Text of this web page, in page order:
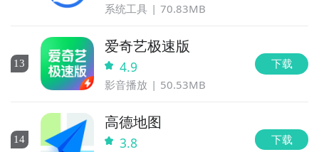
系统工具 70.83MB
13
爱奇艺极速版
4.9
影音播放 50.53MB
下载
14
高德地图
3.8 下载